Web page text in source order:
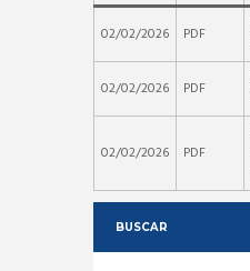
02/02/2026 PDF
02/02/2026
PDF
02/02/2026 PDF
BUSCAR